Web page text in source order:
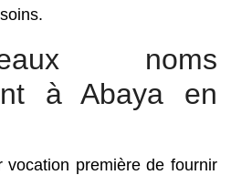
noms
à Abaya en
première de fournir